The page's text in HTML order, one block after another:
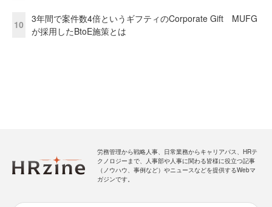
10
3年間で案件数4倍というギフティのCorporate Gift MUFG
が採用したBtoE施策とは
労務管理から戦略人事、日常業務からキャリアパス、HRテ
クノロジーまで、人事部や人事に関わる皆様に役立つ記事
（ノウハウ、事例など）やニュースなどを提供するWebマ
ガジンです。